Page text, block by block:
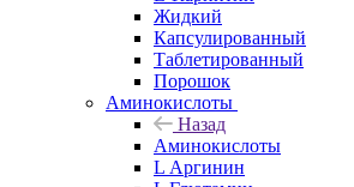
Жидкий
Капсулированный
Таблетированный
Порошок
Аминокислоты
Назад
Аминокислоты
L Аргинин